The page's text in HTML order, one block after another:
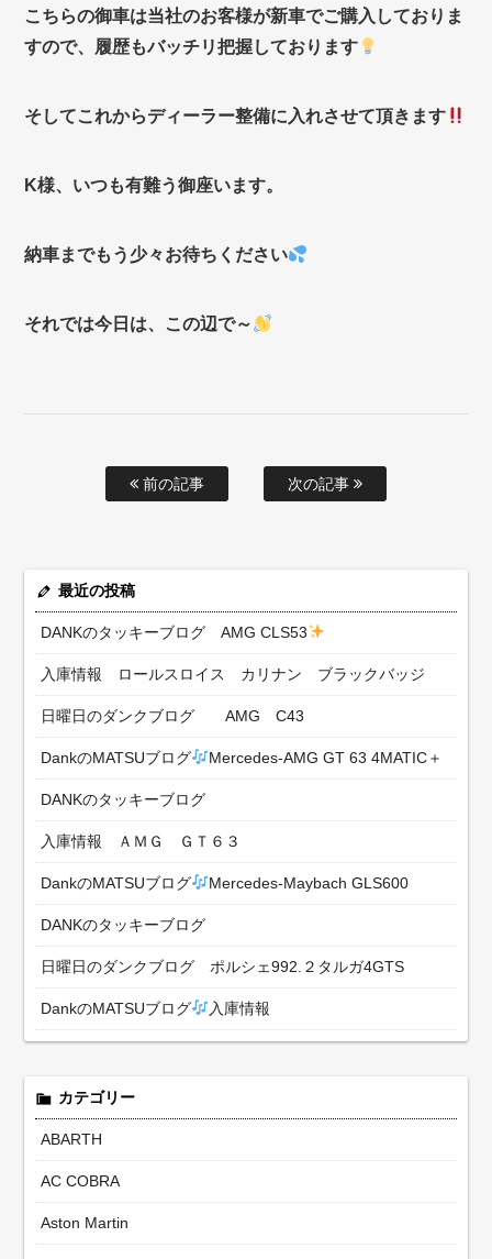
こちらの御車は当社のお客様が新車でご購入しておりま
すので、履歴もバッチリ把握しております
そしてこれからディーラー整備に入れさせて頂きます
K様、いつも有難う御座います。
納車までもう少々お待ちください
それでは今日は、この辺で～
前の記事 次の記事
最近の投稿
DANKのタッキーブログ AMG CLS53
入庫情報 ロールスロイス カリナン ブラックバッジ
日曜日のダンクブログ AMG C43
DankのMATSUブログ Mercedes-AMG GT 63 4MATIC＋
DANKのタッキーブログ
入庫情報 ＡＭＧ ＧＴ６３
DankのMATSUブログ Mercedes-Maybach GLS600
DANKのタッキーブログ
日曜日のダンクブログ ポルシェ992.２タルガ4GTS
DankのMATSUブログ 入庫情報
カテゴリー
ABARTH
AC COBRA
Aston Martin